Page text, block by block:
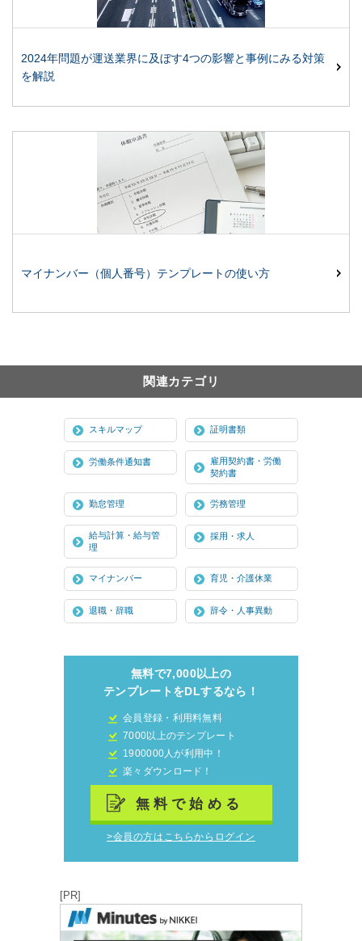
2024年問題が運送業界に及ぼす4つの影響と事例にみる対策
を解説
マイナンバー（個人番号）テンプレートの使い方
関連カテゴリ
スキルマップ 証明書類
労働条件通知書
雇用契約書・労働
契約書
勤怠管理 労務管理
給与計算・給与管
理
採用・求人
マイナンバー 育児・介護休業
退職・辞職 辞令・人事異動
無料で7,000以上の
テンプレートをDLするなら！
会員登録・利用料無料
7000以上のテンプレート
1900000人が利用中！
楽々ダウンロード！
無料で始める
>会員の方はこちらからログイン
[PR]